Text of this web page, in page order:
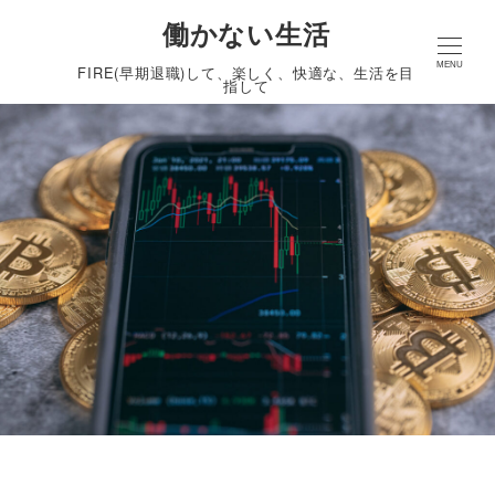
働かない生活
FIRE(早期退職)して、楽しく、快適な、生活を目
指して
MENU